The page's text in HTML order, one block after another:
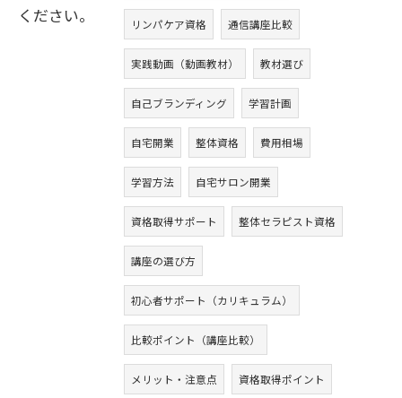
リンパケア資格 通信講座比較
実践動画（動画教材） 教材選び
自己ブランディング 学習計画
自宅開業 整体資格 費用相場
学習方法 自宅サロン開業
資格取得サポート 整体セラピスト資格
講座の選び方
初心者サポート（カリキュラム）
比較ポイント（講座比較）
メリット・注意点 資格取得ポイント
ください。